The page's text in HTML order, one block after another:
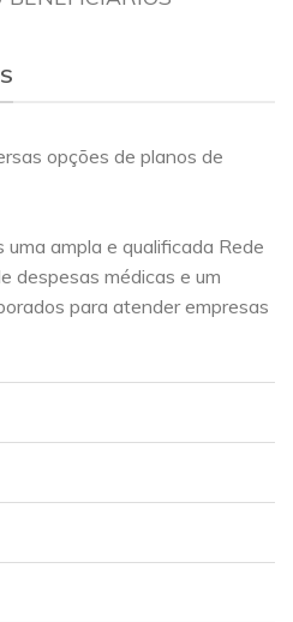
opções de planos de
ampla e qualificada Rede
despesas médicas e um
para atender empresas